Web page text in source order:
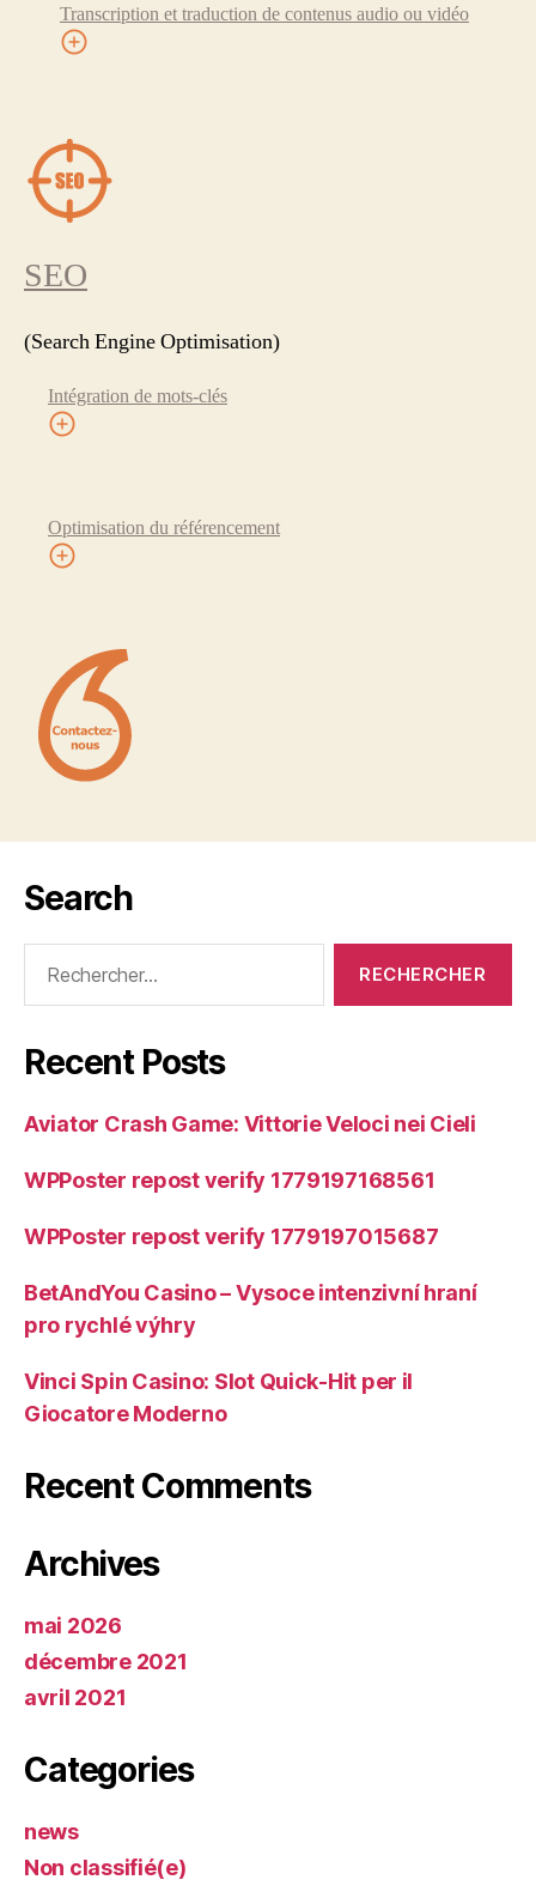
Transcription et traduction de contenus audio ou vidéo
SEO
(Search Engine Optimisation)
Intégration de mots-clés
Optimisation du référencement
Search
Recent Posts
Aviator Crash Game: Vittorie Veloci nei Cieli
WPPoster repost verify 1779197168561
WPPoster repost verify 1779197015687
BetAndYou Casino – Vysoce intenzivní hraní
pro rychlé výhry
Vinci Spin Casino: Slot Quick‑Hit per il
Giocatore Moderno
Recent Comments
Archives
mai 2026
décembre 2021
avril 2021
Categories
news
Non classifié(e)